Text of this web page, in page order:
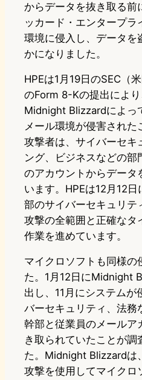
からデータを抜き取る前
ッカード・エンタープラ
環境に侵入し、データを
かになりました。
HPEは1月19日のSEC（
のForm 8-Kの提出によ
Midnight Blizzardによっ
メール環境が侵害された
攻撃者は、サイバーセキ
ング、ビジネスなどの部
のアカウントからデータ
います。HPEは12月12
部のサイバーセキュリテ
攻撃の全範囲と正確なタ
作業を進めています。
マイクロソフトも同様の
た。1月12日にMidnight
出し、11月にシステムが
バーセキュリティ、法務
幹部と従業員のメールア
き取られていたことが調
た。Midnight Blizzardは
攻撃を使用してマイクロ